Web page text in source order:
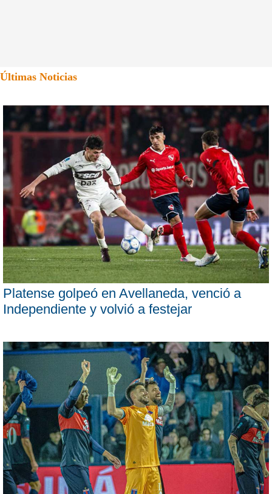
Últimas Noticias
Platense golpeó en Avellaneda, venció a
Independiente y volvió a festejar